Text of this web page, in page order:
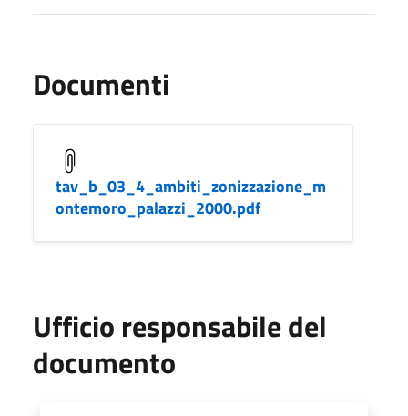
Documenti
tav_b_03_4_ambiti_zonizzazione_m
ontemoro_palazzi_2000.pdf
Ufficio responsabile del
documento